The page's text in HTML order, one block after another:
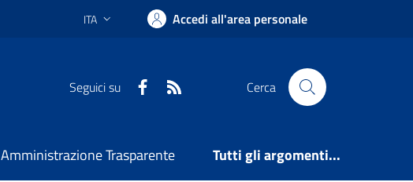
Lingua attiva:
ITA Accedi all'area personale
Seguici su Facebook Cerca
Amministrazione Trasparente Tutti gli argomenti...